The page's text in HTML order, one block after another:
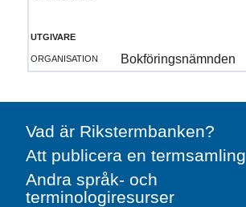
utgivare
organisation
Bokföringsnämnden
Vad är Rikstermbanken?
Att publicera en termsamling
Andra språk- och
terminologiresurser